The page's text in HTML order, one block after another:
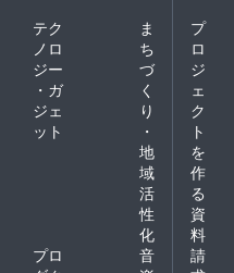
テク
ノロ
ジー
・ガ
ジェ
ット
ま
ち
づ
く
り
・
地
域
活
性
化
プロ
音
プ
ロ
ジ
ェ
ク
ト
を
作
る
資
料
請